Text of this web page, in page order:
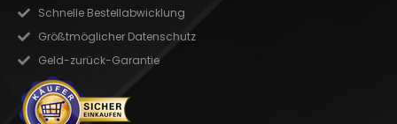
Schnelle Bestellabwicklung
Größtmöglicher Datenschutz
Geld-zurück-Garantie